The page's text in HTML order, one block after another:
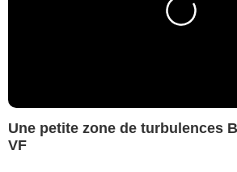
Une petite zone de turbulences
VF